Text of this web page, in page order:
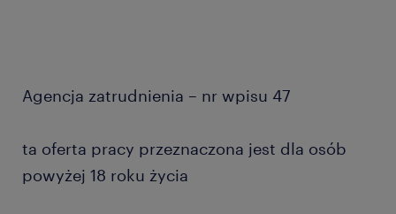
Agencja zatrudnienia – nr wpisu 47
ta oferta pracy przeznaczona jest dla osób
powyżej 18 roku życia